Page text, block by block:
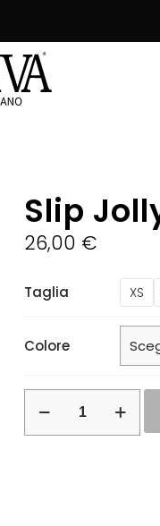
Slip
26,00 €
Taglia XS
Colore